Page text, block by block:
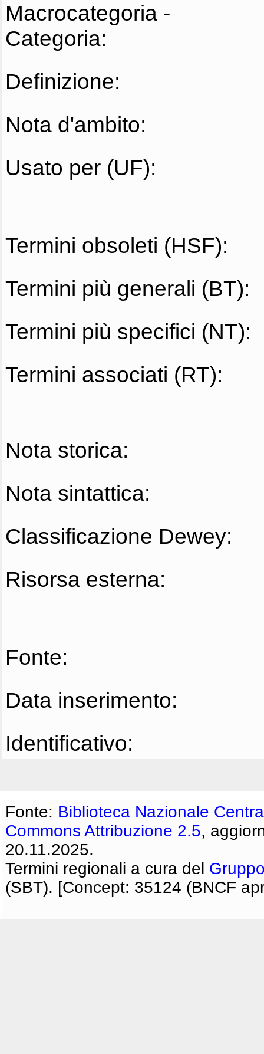
Macrocategoria -
Categoria:
Definizione:
Nota d'ambito:
Usato per (UF):
Termini obsoleti (HSF):
Termini più generali (BT):
Termini più specifici (NT):
Termini associati (RT):
Nota storica:
Nota sintattica:
Classificazione Dewey:
Risorsa esterna:
Fonte:
Data inserimento:
Identificativo:
Fonte: Biblioteca Nazionale
Commons Attribuzione 2.5,
20.11.2025.
Termini regionali a cura del
(SBT). [Concept: 35124 (BNCF